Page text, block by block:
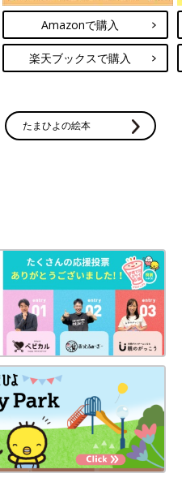
Amazonで購入
楽天ブックスで購入
たまひよの絵本